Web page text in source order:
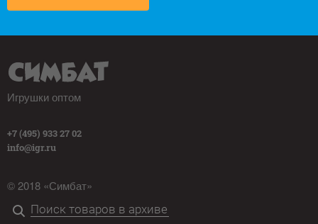
Игрушки оптом
+7 (495) 933 27 02
info@igr.ru
© 2018 «Симбат»